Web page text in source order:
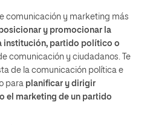
comunicación y marketing más
y promocionar la
institución, partido político o
comunicación y ciudadanos. Te
de la comunicación política e
para planificar y dirigir
el marketing de un partido